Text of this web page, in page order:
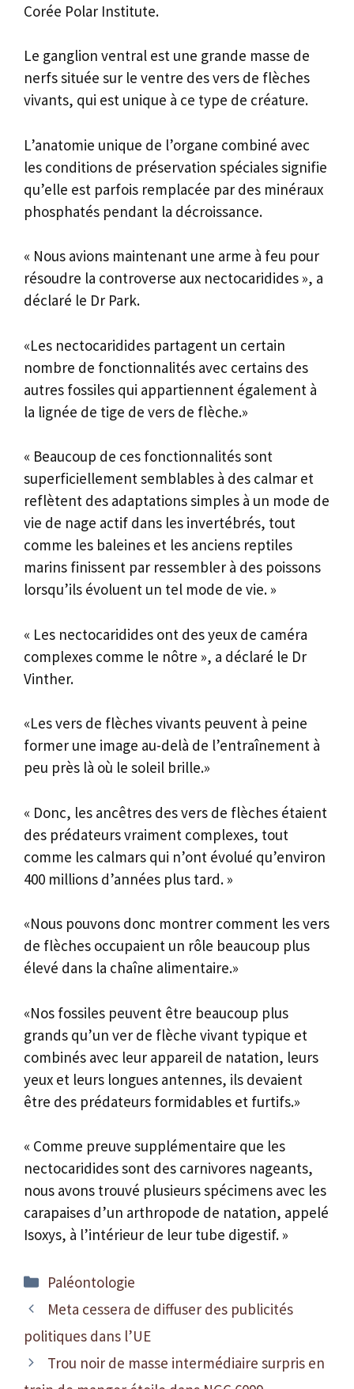
Corée Polar Institute.
Le ganglion ventral est une grande masse de
nerfs située sur le ventre des vers de flèches
vivants, qui est unique à ce type de créature.
L’anatomie unique de l’organe combiné avec
les conditions de préservation spéciales signifie
qu’elle est parfois remplacée par des minéraux
phosphatés pendant la décroissance.
« Nous avions maintenant une arme à feu pour
résoudre la controverse aux nectocaridides », a
déclaré le Dr Park.
«Les nectocaridides partagent un certain
nombre de fonctionnalités avec certains des
autres fossiles qui appartiennent également à
la lignée de tige de vers de flèche.»
« Beaucoup de ces fonctionnalités sont
superficiellement semblables à des calmar et
reflètent des adaptations simples à un mode de
vie de nage actif dans les invertébrés, tout
comme les baleines et les anciens reptiles
marins finissent par ressembler à des poissons
lorsqu’ils évoluent un tel mode de vie. »
« Les nectocaridides ont des yeux de caméra
complexes comme le nôtre », a déclaré le Dr
Vinther.
«Les vers de flèches vivants peuvent à peine
former une image au-delà de l’entraînement à
peu près là où le soleil brille.»
« Donc, les ancêtres des vers de flèches étaient
des prédateurs vraiment complexes, tout
comme les calmars qui n’ont évolué qu’environ
400 millions d’années plus tard. »
«Nous pouvons donc montrer comment les vers
de flèches occupaient un rôle beaucoup plus
élevé dans la chaîne alimentaire.»
«Nos fossiles peuvent être beaucoup plus
grands qu’un ver de flèche vivant typique et
combinés avec leur appareil de natation, leurs
yeux et leurs longues antennes, ils devaient
être des prédateurs formidables et furtifs.»
« Comme preuve supplémentaire que les
nectocaridides sont des carnivores nageants,
nous avons trouvé plusieurs spécimens avec les
carapaises d’un arthropode de natation, appelé
Isoxys, à l’intérieur de leur tube digestif. »
Catégories
Paléontologie
Meta cessera de diffuser des publicités
politiques dans l’UE
Trou noir de masse intermédiaire surpris en